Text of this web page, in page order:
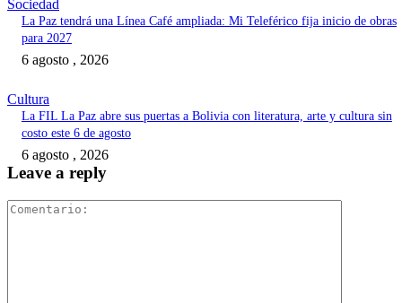
Sociedad
La Paz tendrá una Línea Café ampliada: Mi Teleférico fija inicio de obras
para 2027
6 agosto , 2026
Cultura
La FIL La Paz abre sus puertas a Bolivia con literatura, arte y cultura sin
costo este 6 de agosto
6 agosto , 2026
Leave a reply